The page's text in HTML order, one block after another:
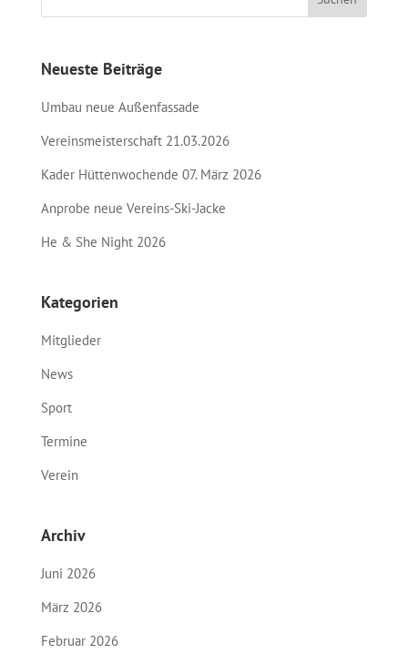
Neueste Beiträge
Umbau neue Außenfassade
Vereinsmeisterschaft 21.03.2026
Kader Hüttenwochende 07. März 2026
Anprobe neue Vereins-Ski-Jacke
He & She Night 2026
Kategorien
Mitglieder
News
Sport
Termine
Verein
Archiv
Juni 2026
März 2026
Februar 2026